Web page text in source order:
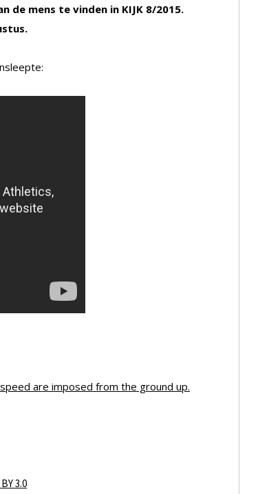
de mens te vinden in KIJK 8/2015.
are imposed from the ground up.
3.0